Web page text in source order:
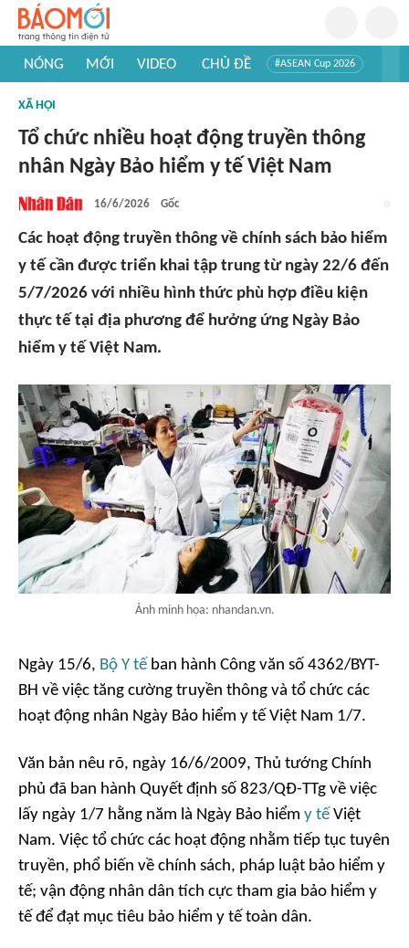
NÓNG MỚI VIDEO CHỦ ĐỀ #ASEAN Cup 2026
#Khám phá Việt Nam
XÃ HỘI
Tổ chức nhiều hoạt động truyền thông
nhân Ngày Bảo hiểm y tế Việt Nam
16/6/2026 Gốc
Các hoạt động truyền thông về chính sách bảo hiểm
y tế cần được triển khai tập trung từ ngày 22/6 đến
5/7/2026 với nhiều hình thức phù hợp điều kiện
thực tế tại địa phương để hưởng ứng Ngày Bảo
hiểm y tế Việt Nam.
Ảnh minh họa: nhandan.vn.
Ngày 15/6, Bộ Y tế ban hành Công văn số 4362/BYT-
BH về việc tăng cường truyền thông và tổ chức các
hoạt động nhân Ngày Bảo hiểm y tế Việt Nam 1/7.
Văn bản nêu rõ, ngày 16/6/2009, Thủ tướng Chính
phủ đã ban hành Quyết định số 823/QĐ-TTg về việc
lấy ngày 1/7 hằng năm là Ngày Bảo hiểm y tế Việt
Nam. Việc tổ chức các hoạt động nhằm tiếp tục tuyên
truyền, phổ biến về chính sách, pháp luật bảo hiểm y
tế; vận động nhân dân tích cực tham gia bảo hiểm y
tế để đạt mục tiêu bảo hiểm y tế toàn dân.